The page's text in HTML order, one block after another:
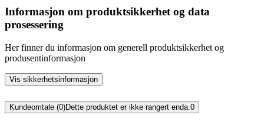
Informasjon om produktsikkerhet og data
prosessering
Her finner du informasjon om generell produktsikkerhet og
produsentinformasjon
Vis sikkerhetsinformasjon
Kundeomtale (0)Dette produktet er ikke rangert enda. 0